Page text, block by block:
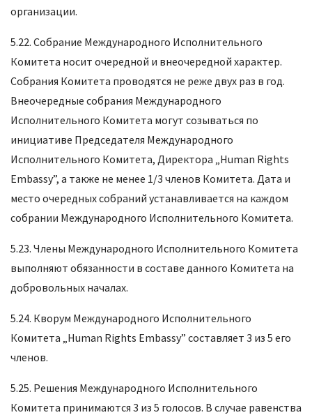
организации.
5.22. Собрание Международного Исполнительного
Комитета носит очередной и внеочередной характер.
Собрания Комитета проводятся не реже двух раз в год.
Внеочередные собрания Международного
Исполнительного Комитета могут созываться по
инициативе Председателя Международного
Исполнительного Комитета, Директора „Human Rights
Embassy”, а также не менее 1/3 членов Комитета. Дата и
место очередных собраний устанавливается на каждом
собрании Международного Исполнительного Комитета.
5.23. Члены Международного Исполнительного Комитета
выполняют обязанности в составе данного Комитета на
добровольных началах.
5.24. Кворум Международного Исполнительного
Комитета „Human Rights Embassy” составляет 3 из 5 его
членов.
5.25. Решения Международного Исполнительного
Комитета принимаются 3 из 5 голосов. В случае равенства